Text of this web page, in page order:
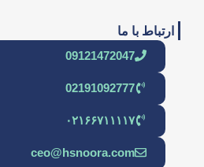
09121472047
02191092777
۰۲۱۶۶۷۱۱۱۱۷
ceo@hsnoora.com
ارتباط با ما